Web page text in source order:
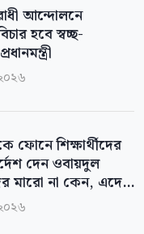
আন্দোলনে
হবে স্বচ্ছ-
ফোনে শিক্ষার্থীদের
দেন ওবায়দুল
মারো না কেন, এদের